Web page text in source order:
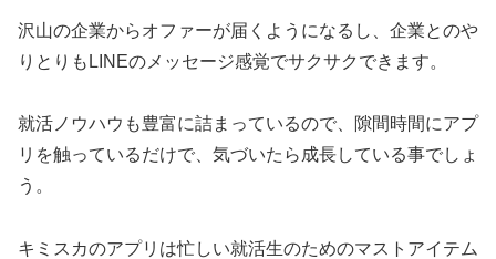
沢山の企業からオファーが届くようになるし、企業とのや
りとりもLINEのメッセージ感覚でサクサクできます。
就活ノウハウも豊富に詰まっているので、隙間時間にアプ
リを触っているだけで、気づいたら成長している事でしょ
う。
キミスカのアプリは忙しい就活生のためのマストアイテム